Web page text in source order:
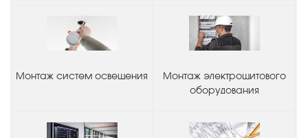
Монтаж систем освещения
Монтаж электрощитового
оборудования